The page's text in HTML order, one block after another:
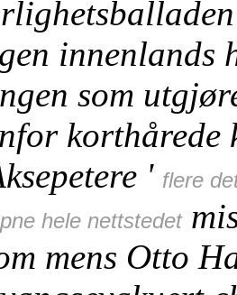
som
' flere
hele nettstedet
mens Otto